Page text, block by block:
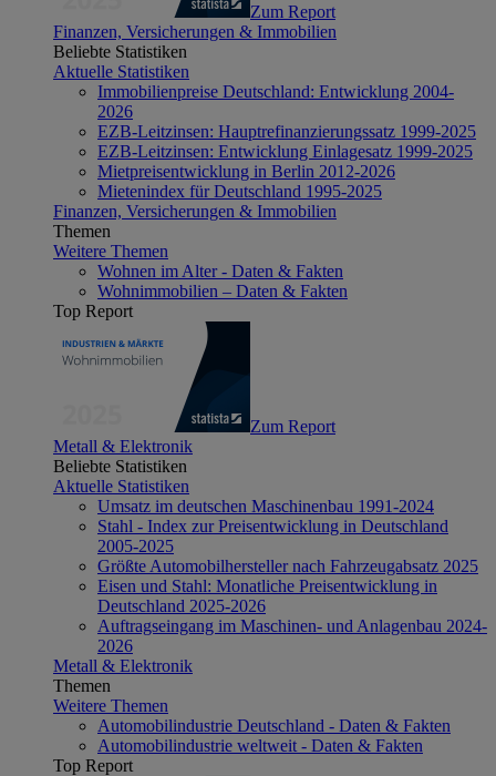
Zum Report
Finanzen, Versicherungen & Immobilien
Beliebte Statistiken
Aktuelle Statistiken
Immobilienpreise Deutschland: Entwicklung 2004-
2026
EZB-Leitzinsen: Hauptrefinanzierungssatz 1999-2025
EZB-Leitzinsen: Entwicklung Einlagesatz 1999-2025
Mietpreisentwicklung in Berlin 2012-2026
Mietenindex für Deutschland 1995-2025
Finanzen, Versicherungen & Immobilien
Themen
Weitere Themen
Wohnen im Alter - Daten & Fakten
Wohnimmobilien – Daten & Fakten
Top Report
Zum Report
Metall & Elektronik
Beliebte Statistiken
Aktuelle Statistiken
Umsatz im deutschen Maschinenbau 1991-2024
Stahl - Index zur Preisentwicklung in Deutschland
2005-2025
Größte Automobilhersteller nach Fahrzeugabsatz 2025
Eisen und Stahl: Monatliche Preisentwicklung in
Deutschland 2025-2026
Auftragseingang im Maschinen- und Anlagenbau 2024-
2026
Metall & Elektronik
Themen
Weitere Themen
Automobilindustrie Deutschland - Daten & Fakten
Automobilindustrie weltweit - Daten & Fakten
Top Report